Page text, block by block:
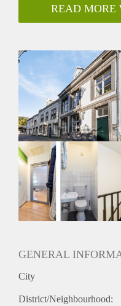
LET OP: deze woning is
This apartment isn’t
appartement te huur aan.
Het object maakt
complex dat is
nog geen 5 minuutjes
READ MORE
GENERAL
City
District/Neighbourhood: